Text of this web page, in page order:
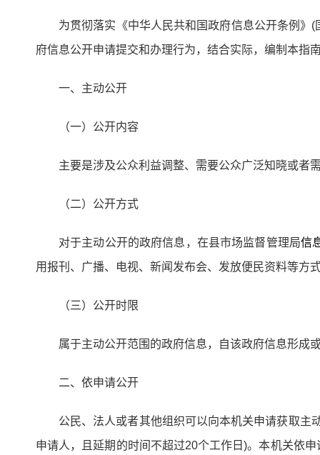
为贯彻落实《中华人民共和国政府信息公开条例
府信息公开申请提交和办理行为，结合实际，编制本指
一、主动公开
（一）公开内容
主要是涉及公众利益调整、需要公众广泛知晓或者
（二）公开方式
对于主动公开的政府信息，在县市场监督管理局信
用报刊、广播、电视、新闻发布会、发放便民资料等方
（三）公开时限
属于主动公开范围的政府信息，自该政府信息形成
二、依申请公开
公民、法人或者其他组织可以向本机关申请获取主
申请人，且延期的时间不超过20个工作日)。本机关依